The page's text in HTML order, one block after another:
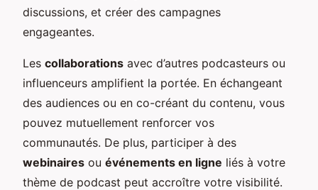
discussions, et créer des campagnes
engageantes.
Les collaborations avec d’autres podcasteurs ou
influenceurs amplifient la portée. En échangeant
des audiences ou en co-créant du contenu, vous
pouvez mutuellement renforcer vos
communautés. De plus, participer à des
webinaires ou événements en ligne liés à votre
thème de podcast peut accroître votre visibilité.